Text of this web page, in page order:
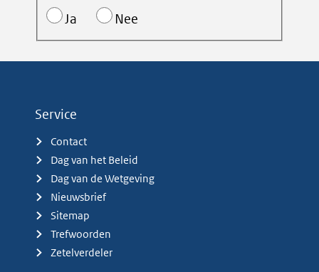
Ja
Nee
Service
Contact
Dag van het Beleid
Dag van de Wetgeving
Nieuwsbrief
Sitemap
Trefwoorden
Zetelverdeler